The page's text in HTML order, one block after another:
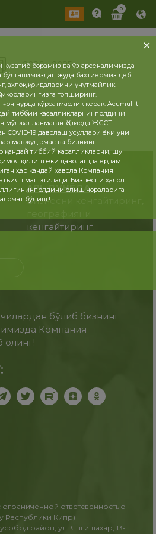
0
2026 2025
APL ДУНЁДА
Бизнесни кенгайтиринг,
кенгайтиринг.
бўлиб бизнинг
Компания
олинг!
ответсвенностью
Республики Кипр)
район, ул. Янгишахар, 13-
кузатиб борамиз ва ўз арсеналимизда
бўлганимиздан жуда бахтиёрмиз деб
ахлоқ қоидаларини унутмайлик.
топширинг.
нурда кўрсатмаслик керак. Acumullit
тиббий касалликларнинг олдини
мўлжалланмаган. Ҳозирда ЖССТ
COVID-19 даволаш усуллари ёки уни
мавжуд эмас ва бизнинг
қандай тиббий касалликларни, шу
қилиш ёки даволашда ёрдам
ҳар қандай ҳавола Компания
ман этилади. Бизнесни ҳалол
олдини олиш чораларига
бўлинг!